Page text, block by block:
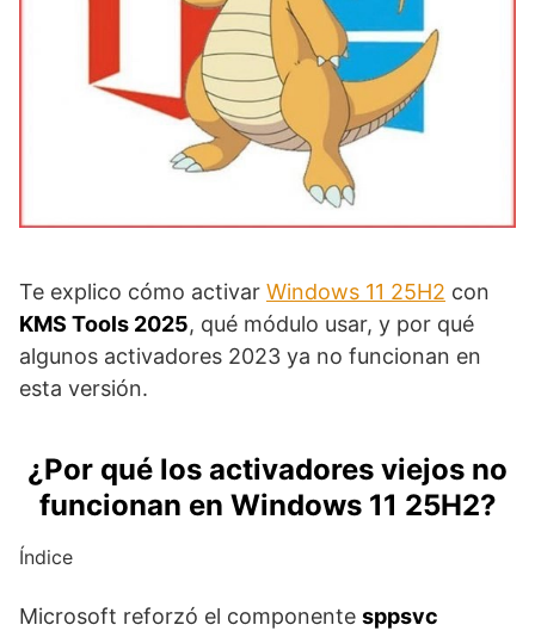
Te explico cómo activar Windows 11 25H2 con
KMS Tools 2025, qué módulo usar, y por qué
algunos activadores 2023 ya no funcionan en
esta versión.
¿Por qué los activadores viejos no
funcionan en Windows 11 25H2?
Índice
Microsoft reforzó el componente sppsvc